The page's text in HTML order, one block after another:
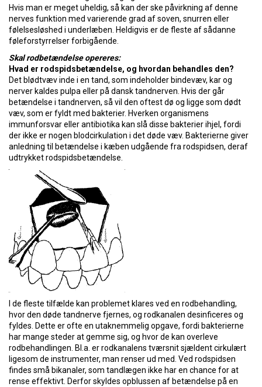
Hvis man er meget uheldig, så kan der ske påvirkning af denne
nerves funktion med varierende grad af soven, snurren eller
følelsesløshed i underlæben. Heldigvis er de fleste af sådanne
føleforstyrrelser forbigående.
Skal rodbetændelse opereres:
Hvad er rodspidsbetændelse, og hvordan behandles den?
Det blødtvæv inde i en tand, som indeholder bindevæv, kar og
nerver kaldes pulpa eller på dansk tandnerven. Hvis der går
betændelse i tandnerven, så vil den oftest dø og ligge som dødt
væv, som er fyldt med bakterier. Hverken organismens
immunforsvar eller antibiotika kan slå disse bakterier ihjel, fordi
der ikke er nogen blodcirkulation i det døde væv. Bakterierne giver
anledning til betændelse i kæben udgående fra rodspidsen, deraf
udtrykket rodspidsbetændelse.
I de fleste tilfælde kan problemet klares ved en rodbehandling,
hvor den døde tandnerve fjernes, og rodkanalen desinficeres og
fyldes. Dette er ofte en utaknemmelig opgave, fordi bakterierne
har mange steder at gemme sig, og hvor de kan overleve
rodbehandlingen. Bl.a. er rodkanalens tværsnit sjældent cirkulært
ligesom de instrumenter, man renser ud med. Ved rodspidsen
findes små bikanaler, som tandlægen ikke har en chance for at
rense effektivt. Derfor skyldes opblussen af betændelse på en